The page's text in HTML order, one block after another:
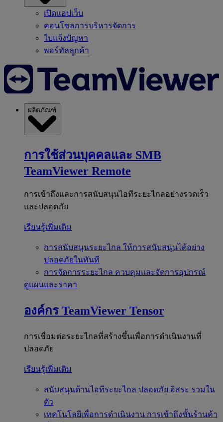
เปิดแอปเว็บ
คอนโซลการบริหารจัดการ
ใบแจ้งปัญหา
พอร์ทัลลูกค้า
ผลิตภัณฑ์
การใช้ส่วนบุคคลและ SMB
TeamViewer Remote
การเข้าถึงและการสนับสนุนไอทีระยะไกลอย่างรวดเร็ว
และปลอดภัย
เรียนรู้เพิ่มเติม
การสนับสนุนระยะไกล ให้การสนับสนุนได้อย่าง
ปลอดภัยในทันที
การจัดการระยะไกล ควบคุมและจัดการอุปกรณ์
ดูแผนและราคา
องค์กร TeamViewer Tensor
การเชื่อมต่อระยะไกลที่สร้างขึ้นเพื่อการดำเนินงานที่
ปลอดภัย
เรียนรู้เพิ่มเติม
สนับสนุนด้านไอทีระยะไกล ปลอดภัย อิสระ รวมใน
ตัว
เทคโนโลยีเพื่อการดำเนินงาน การเข้าถึงชั้นร้านค้า